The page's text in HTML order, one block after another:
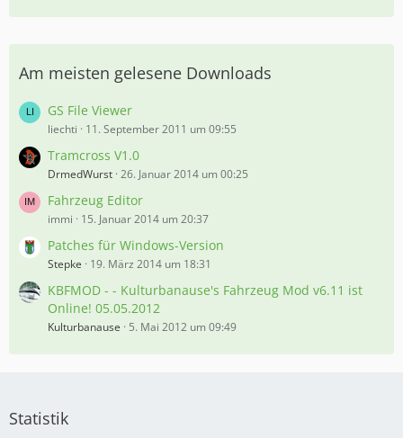
Am meisten gelesene Downloads
GS File Viewer
liechti 11. September 2011 um 09:55
Tramcross V1.0
DrmedWurst 26. Januar 2014 um 00:25
Fahrzeug Editor
immi 15. Januar 2014 um 20:37
Patches für Windows-Version
Stepke 19. März 2014 um 18:31
KBFMOD - - Kulturbanause's Fahrzeug Mod v6.11 ist
Online! 05.05.2012
Kulturbanause 5. Mai 2012 um 09:49
Statistik